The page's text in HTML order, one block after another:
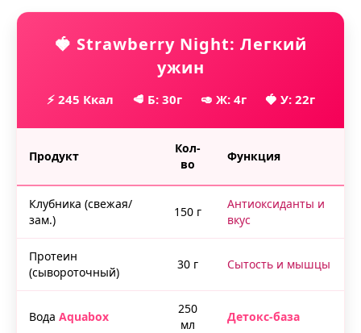
🍓 Strawberry Night: Легкий
ужин
⚡ 245 Ккал 🥩 Б: 30г 🥑 Ж: 4г 🍓 У: 22г
Продукт
Кол-
во
Функция
Клубника (свежая/
зам.)
150 г
Антиоксиданты и
вкус
Протеин
(сывороточный)
30 г Сытость и мышцы
Вода Aquabox
250
мл
Детокс-база